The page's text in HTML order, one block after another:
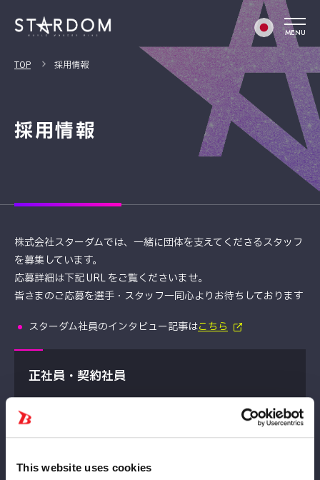
This website uses cookies
MENU
TOP 採用情報
採用情報
株式会社スターダムでは、一緒に団体を支えてくださるスタッフ
を募集しています。
応募詳細は下記 URL をご覧くださいませ。
皆さまのご応募を選手・スタッフ一同心よりお待ちしております
スターダム社員のインタビュー記事はこちら
正社員・契約社員
下記URLより内容をご確認の上、ご応募くださいませ。